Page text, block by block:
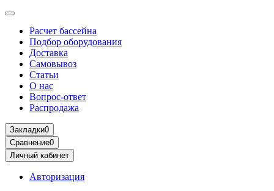
Расчет бассейна
Подбор оборудования
Доставка
Самовывоз
Статьи
О нас
Вопрос-ответ
Распродажа
Закладки0
Сравнение0
Личный кабинет
Авторизация